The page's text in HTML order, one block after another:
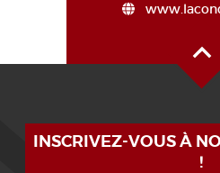
INSCRIVEZ-VOUS À
!